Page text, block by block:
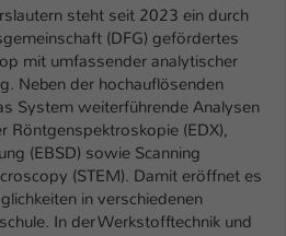
steht seit 2023 ein durch
(DFG) gefördertes
mit umfassender analytischer
Neben der hochauflösenden
System weiterführende Analysen
Röntgenspektroskopie (EDX),
(EBSD) sowie Scanning
(STEM). Damit eröffnet es
in verschiedenen
In der Werkstofftechnik und